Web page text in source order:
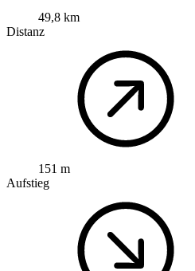
49,8 km
Distanz
151 m
Aufstieg